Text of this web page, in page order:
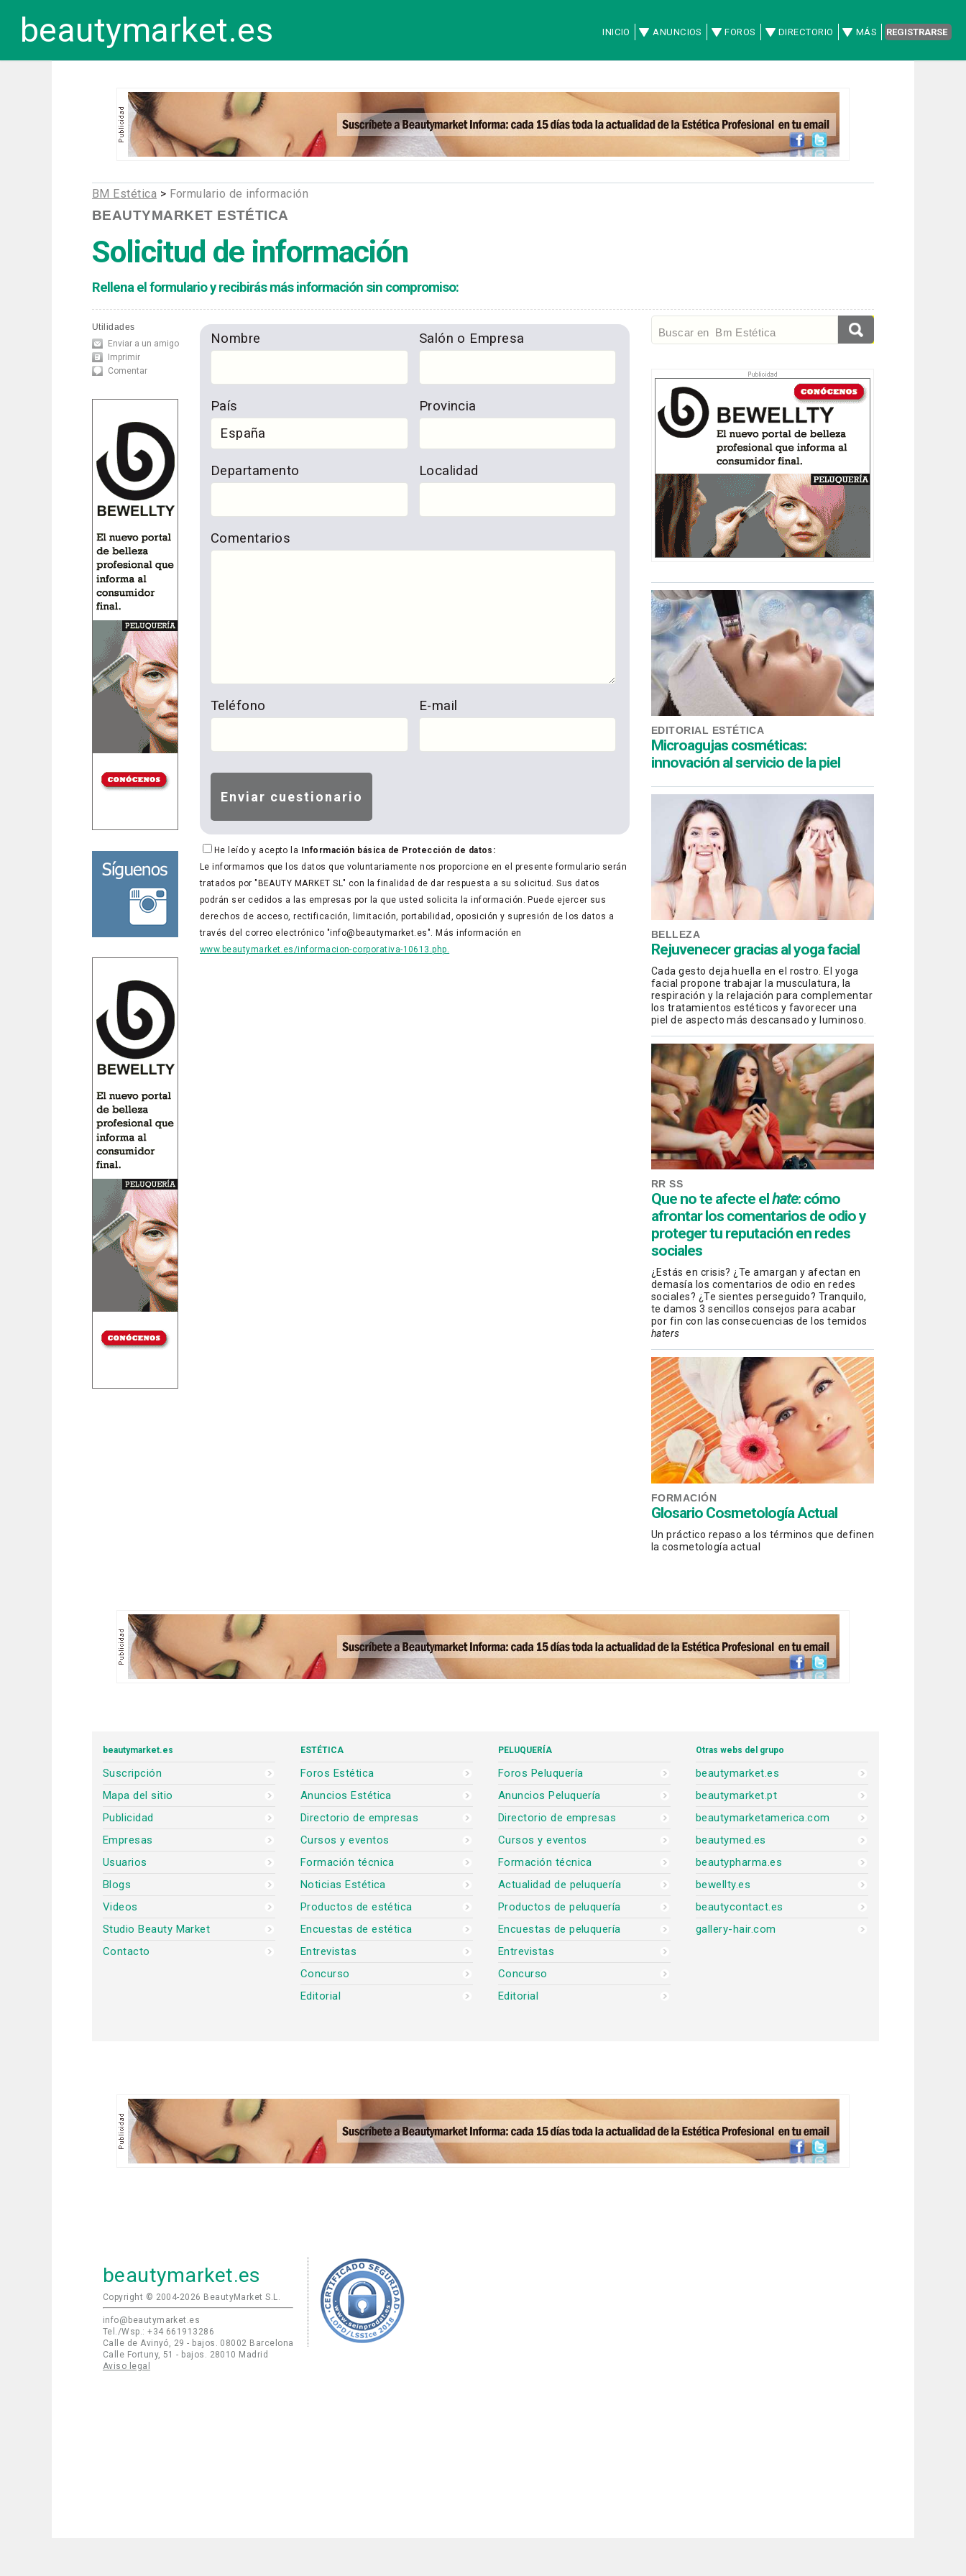
beautymarket.es INICIO ANUNCIOS FOROS DIRECTORIO MÁS REGISTRARSE
BM Estética > Formulario de información
BEAUTYMARKET ESTÉTICA
Solicitud de información
Rellena el formulario y recibirás más información sin compromiso:
Utilidades
Enviar a un amigo
Imprimir
Comentar
EDITORIAL ESTÉTICA
Microagujas cosméticas:
innovación al servicio de la piel
BELLEZA
Rejuvenecer gracias al yoga facial
Cada gesto deja huella en el rostro. El yoga
facial propone trabajar la musculatura, la
respiración y la relajación para complementar
los tratamientos estéticos y favorecer una
piel de aspecto más descansado y luminoso.
RR SS
Que no te afecte el hate: cómo
afrontar los comentarios de odio y
proteger tu reputación en redes
sociales
¿Estás en crisis? ¿Te amargan y afectan en
demasía los comentarios de odio en redes
sociales? ¿Te sientes perseguido? Tranquilo,
te damos 3 sencillos consejos para acabar
por fin con las consecuencias de los temidos
haters
FORMACIÓN
Glosario Cosmetología Actual
Un práctico repaso a los términos que definen
la cosmetología actual
Nombre Salón o Empresa
País Provincia
Departamento Localidad
Comentarios
Teléfono E-mail
He leído y acepto la Información básica de Protección de datos:
Le informamos que los datos que voluntariamente nos proporcione en el presente formulario serán
tratados por "BEAUTY MARKET SL" con la finalidad de dar respuesta a su solicitud. Sus datos
podrán ser cedidos a las empresas por la que usted solicita la información. Puede ejercer sus
derechos de acceso, rectificación, limitación, portabilidad, oposición y supresión de los datos a
través del correo electrónico "info@beautymarket.es". Más información en
www.beautymarket.es/informacion-corporativa-10613.php.
beautymarket.es
Suscripción
Mapa del sitio
Publicidad
Empresas
Usuarios
Blogs
Videos
Studio Beauty Market
Contacto
ESTÉTICA
Foros Estética
Anuncios Estética
Directorio de empresas
Cursos y eventos
Formación técnica
Noticias Estética
Productos de estética
Encuestas de estética
Entrevistas
Concurso
Editorial
PELUQUERÍA
Foros Peluquería
Anuncios Peluquería
Directorio de empresas
Cursos y eventos
Formación técnica
Actualidad de peluquería
Productos de peluquería
Encuestas de peluquería
Entrevistas
Concurso
Editorial
Otras webs del grupo
beautymarket.es
beautymarket.pt
beautymarketamerica.com
beautymed.es
beautypharma.es
bewellty.es
beautycontact.es
gallery-hair.com
beautymarket.es
Copyright © 2004-2026 BeautyMarket S.L.
info@beautymarket.es
Tel./Wsp.: +34 661913286
Calle de Avinyó, 29 - bajos. 08002 Barcelona
Calle Fortuny, 51 - bajos. 28010 Madrid
Aviso legal